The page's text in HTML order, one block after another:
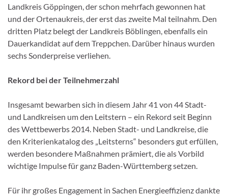
Landkreis Göppingen, der schon mehrfach gewonnen hat
und der Ortenaukreis, der erst das zweite Mal teilnahm. Den
dritten Platz belegt der Landkreis Böblingen, ebenfalls ein
Dauerkandidat auf dem Treppchen. Darüber hinaus wurden
sechs Sonderpreise verliehen.
Rekord bei der Teilnehmerzahl
Insgesamt bewarben sich in diesem Jahr 41 von 44 Stadt-
und Landkreisen um den Leitstern – ein Rekord seit Beginn
des Wettbewerbs 2014. Neben Stadt- und Landkreise, die
den Kriterienkatalog des „Leitsterns“ besonders gut erfüllen,
werden besondere Maßnahmen prämiert, die als Vorbild
wichtige Impulse für ganz Baden-Württemberg setzen.
Für ihr großes Engagement in Sachen Energieeffizienz dankte